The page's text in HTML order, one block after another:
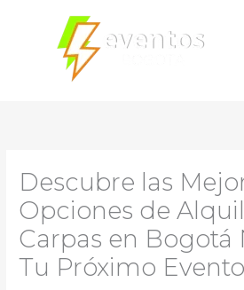
contenido
Descubre las
Opciones de
Carpas en Bogotá
Tu Próximo Evento